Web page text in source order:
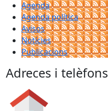
Agenda
Agenda política
Avisos
Notícies
Publicacions
Adreces i telèfons